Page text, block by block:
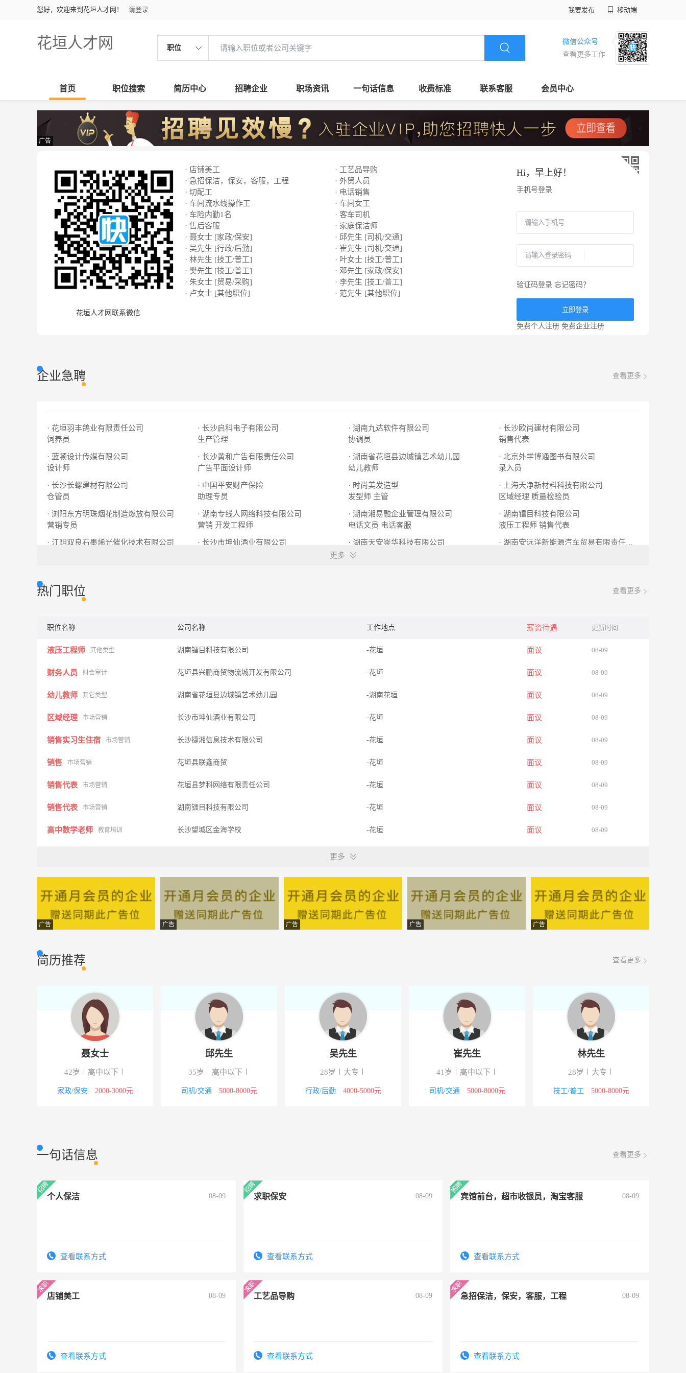
您好，欢迎来到花垣人才网！ 请登录 我要发布 移动端
花垣人才网 职位
微信公众号
查看更多工作
首页 职位搜索 简历中心 招聘企业 职场资讯 一句话信息 收费标准 联系客服 会员中心
广告
花垣人才网联系微信
· 店铺美工
· 工艺品导购
· 急招保洁，保安，客服，工程
· 外贸人员
· 切配工
· 电话销售
· 车间流水线操作工
· 车间女工
· 车险内勤1名
· 客车司机
· 售后客服
· 家庭保洁师
· 聂女士 [家政/保安]
· 邱先生 [司机/交通]
· 吴先生 [行政/后勤]
· 崔先生 [司机/交通]
· 林先生 [技工/普工]
· 叶女士 [技工/普工]
· 樊先生 [技工/普工]
· 邓先生 [家政/保安]
· 朱女士 [贸易/采购]
· 李先生 [技工/普工]
· 卢女士 [其他职位]
· 范先生 [其他职位]
Hi， 早上好！
手机号登录
验证码登录 忘记密码？
立即登录
免费个人注册 免费企业注册
企业急聘 查看更多
· 花垣羽丰鸽业有限责任公司
饲养员
· 长沙启科电子有限公司
生产管理
· 湖南九达软件有限公司
协调员
· 长沙欧尚建材有限公司
销售代表
· 蓝顿设计传媒有限公司
设计师
· 长沙黄和广告有限责任公司
广告平面设计师
· 湖南省花垣县边城镇艺术幼儿园
幼儿教师
· 北京外学博通图书有限公司
录入员
· 长沙长螺建材有限公司
仓管员
· 中国平安财产保险
助理专员
· 时尚美发造型
发型师 主管
· 上海天净新材料科技有限公司
区域经理 质量检验员
· 浏阳东方明珠烟花制造燃放有限公司
营销专员
· 湖南专线人网络科技有限公司
营销 开发工程师
· 湖南湘易融企业管理有限公司
电话文员 电话客服
· 湖南镭目科技有限公司
液压工程师 销售代表
· 江阴双良石墨烯光催化技术有限公司
· 长沙市坤仙酒业有限公司
· 湖南天安崟华科技有限公司
售前工程师
· 湖南安远洋新能源汽车贸易有限责任公司
更多
热门职位 查看更多
职位名称 公司名称 工作地点 薪资待遇 更新时间
液压工程师 其他类型 湖南镭目科技有限公司 -花垣 面议 08-09
财务人员 财会审计 花垣县兴鹏商贸物流城开发有限公司 -花垣 面议 08-09
幼儿教师 其它类型 湖南省花垣县边城镇艺术幼儿园 -湖南花垣 面议 08-09
区域经理 市场营销 长沙市坤仙酒业有限公司 -花垣 面议 08-09
销售实习生住宿 市场营销 长沙捷湘信息技术有限公司 -花垣 面议 08-09
销售 市场营销 花垣县联鑫商贸 -花垣 面议 08-09
销售代表 市场营销 花垣县梦科网络有限责任公司 -花垣 面议 08-09
销售代表 市场营销 湖南镭目科技有限公司 -花垣 面议 08-09
高中数学老师 教育培训 长沙望城区金海学校 -花垣 面议 08-09
区域经理 市场营销 上海天净新材料科技有限公司 -花垣 面议 08-09
会计 财会审计 湖南安远洋新能源汽车贸易有限责任公司 -花垣 面议 08-09
采购专员 市场营销
营销专员 市场营销 浏阳东方明珠烟花制造燃放有限公司 08-09
销售代表 市场营销 长沙欧尚建材有限公司 08-09
市场营销 湖南百家汇投资有限公司 08-09
客服经理 行政人事 湘西自治州红海人力资源有限公司 08-09
更多
广告 广告 广告 广告 广告
简历推荐 查看更多
聂女士
42岁 高中以下
家政/保安 2000-3000元
邱先生
35岁 高中以下
司机/交通 5000-8000元
吴先生
28岁 大专
行政/后勤 4000-5000元
崔先生
41岁 高中以下
司机/交通 5000-8000元
林先生
28岁 大专
技工/普工 5000-8000元
一句话信息 查看更多
个人保洁 08-09
查看联系方式
求职保安 08-09
查看联系方式
宾馆前台，超市收银员，淘宝客服 08-09
查看联系方式
店铺美工 08-09
查看联系方式
工艺品导购 08-09
查看联系方式
急招保洁，保安，客服，工程 08-09
查看联系方式